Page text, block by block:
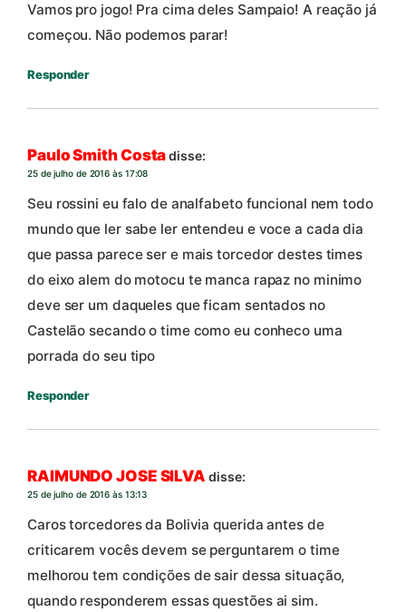
Vamos pro jogo! Pra cima deles Sampaio! A reação já
começou. Não podemos parar!
Responder
Paulo Smith Costadisse:
25 de julho de 2016 às 17:08
Seu rossini eu falo de analfabeto funcional nem todo
mundo que ler sabe ler entendeu e voce a cada dia
que passa parece ser e mais torcedor destes times
do eixo alem do motocu te manca rapaz no minimo
deve ser um daqueles que ficam sentados no
Castelão secando o time como eu conheco uma
porrada do seu tipo
Responder
RAIMUNDO JOSE SILVA disse:
25 de julho de 2016 às 13:13
Caros torcedores da Bolivia querida antes de
criticarem vocês devem se perguntarem o time
melhorou tem condições de sair dessa situação,
quando responderem essas questões ai sim.